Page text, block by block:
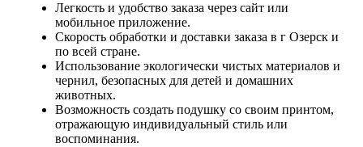
Легкость и удобство заказа через сайт или
мобильное приложение.
Скорость обработки и доставки заказа в г Озерск и
по всей стране.
Использование экологически чистых материалов и
чернил, безопасных для детей и домашних
животных.
Возможность создать подушку со своим принтом,
отражающую индивидуальный стиль или
воспоминания.